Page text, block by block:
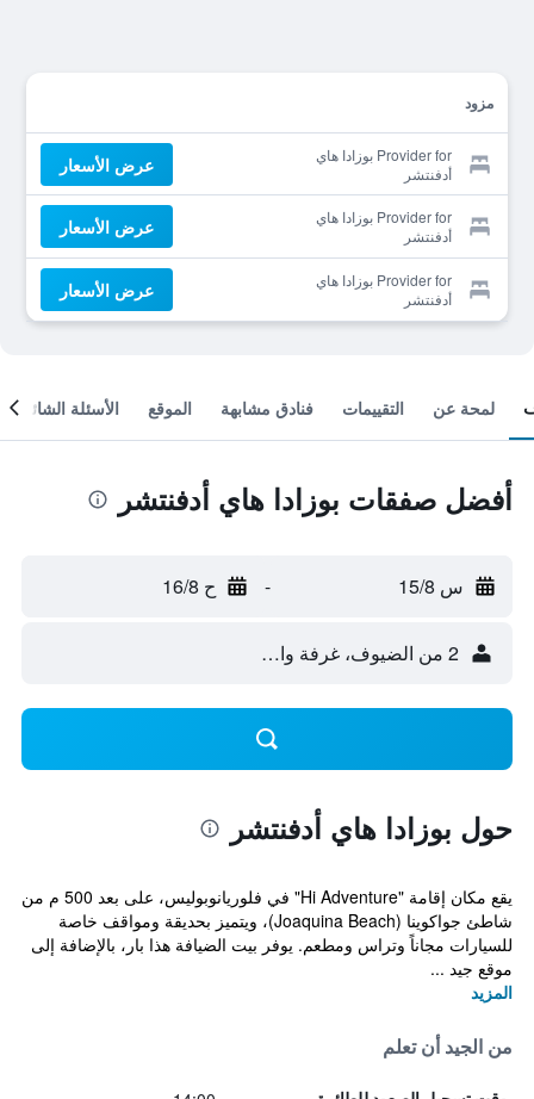
مزود
Provider for بوزادا هاي
أدفنتشر
عرض الأسعار
Provider for بوزادا هاي
أدفنتشر
عرض الأسعار
Provider for بوزادا هاي
أدفنتشر
عرض الأسعار
لمحة عن التقييمات فنادق مشابهة الموقع الأسئلة الشائعة
أفضل صفقات بوزادا هاي أدفنتشر
س 15/8 - ح 16/8
2 من الضيوف، غرفة واحدة
حول بوزادا هاي أدفنتشر
يقع مكان إقامة "Hi Adventure" في فلوريانوبوليس، على بعد 500 م من
شاطئ جواكوينا (Joaquina Beach)، ويتميز بحديقة ومواقف خاصة
للسيارات مجاناً وتراس ومطعم. يوفر بيت الضيافة هذا بار، بالإضافة إلى
موقع جيد ...
المزيد
من الجيد أن تعلم